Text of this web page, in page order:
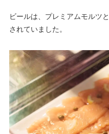
ビールは、プレミアムモルツ
されていました。